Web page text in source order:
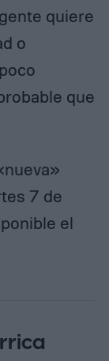
quiere
o
que
7 de
el